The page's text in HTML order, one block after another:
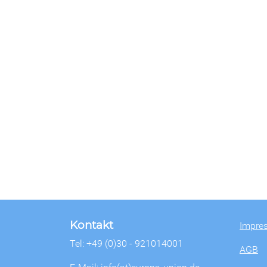
Kontakt
Tel: +49 (0)30 - 921014001
AGB